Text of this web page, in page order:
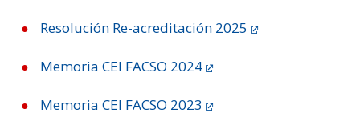
Resolución Re-acreditación 2025
Memoria CEI FACSO 2024
Memoria CEI FACSO 2023